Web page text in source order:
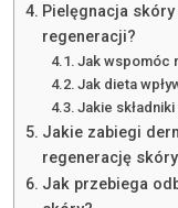
Pielęgnacja
regeneracji?
Jak wspomóc
Jak dieta
Jakie
Jakie zabiegi
regenerację
Jak przebiega